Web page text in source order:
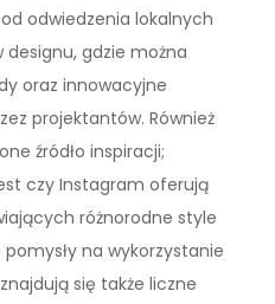
odwiedzenia lokalnych
gdzie można
oraz innowacyjne
projektantów. Również
źródło inspiracji;
czy Instagram oferują
różnorodne style
na wykorzystanie
się także liczne